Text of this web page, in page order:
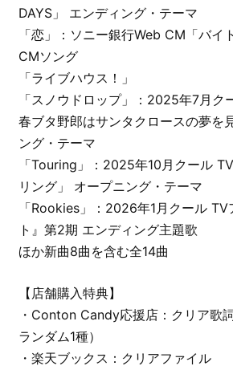
DAYS」 エンディング・テーマ
「恋」：ソニー銀行Web CM「バイ
CMソング
「ライブハウス！」
「スノウドロップ」：2025年7月ク
春ブタ野郎はサンタクロースの夢を
ング・テーマ
「Touring」：2025年10月クール
リング」 オープニング・テーマ
「Rookies」：2026年1月クール TV
ト』第2期 エンディング主題歌
ほか新曲8曲を含む全14曲
【店舗購入特典】
・Conton Candy応援店：クリア歌
ランダム1種）
・楽天ブックス：クリアファイル